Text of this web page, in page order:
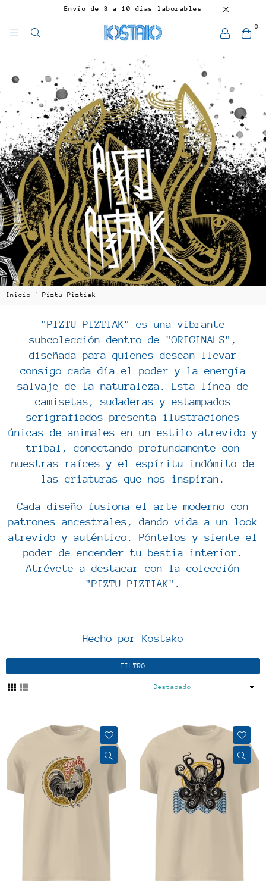
Envío de 3 a 10 días laborables
0
Inicio ' Piztu Piztiak
"PIZTU PIZTIAK" es una vibrante
subcolección dentro de "ORIGINALS",
diseñada para quienes desean llevar
consigo cada día el poder y la energía
salvaje de la naturaleza. Esta línea de
camisetas, sudaderas y estampados
serigrafiados presenta ilustraciones
únicas de animales en un estilo atrevido y
tribal, conectando profundamente con
nuestras raíces y el espíritu indómito de
las criaturas que nos inspiran.
Cada diseño fusiona el arte moderno con
patrones ancestrales, dando vida a un look
atrevido y auténtico. Póntelos y siente el
poder de encender tu bestia interior.
Atrévete a destacar con la colección
"PIZTU PIZTIAK".
Hecho por Kostako
FILTRO
Ordenar